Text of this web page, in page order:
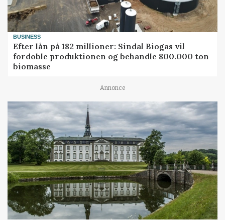
BUSINESS
Efter lån på 182 millioner: Sindal Biogas vil
fordoble produktionen og behandle 800.000 ton
biomasse
Annonce